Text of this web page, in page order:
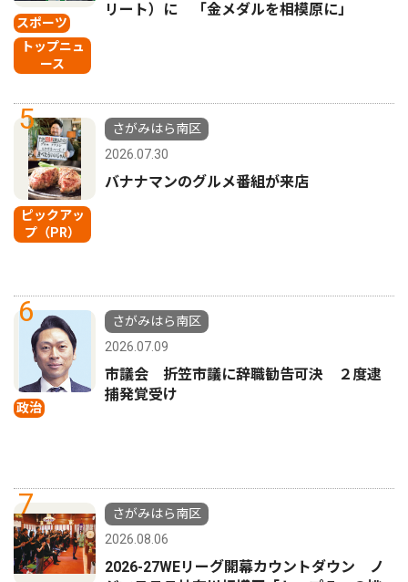
スポーツ
トップニュ
ース
リート）に 「金メダルを相模原に」
5
ピックアッ
プ（PR）
さがみはら南区
2026.07.30
バナナマンのグルメ番組が来店
6
政治
さがみはら南区
2026.07.09
市議会 折笠市議に辞職勧告可決 ２度逮
捕発覚受け
7
さがみはら南区
2026.08.06
2026-27WEリーグ開幕カウントダウン ノ